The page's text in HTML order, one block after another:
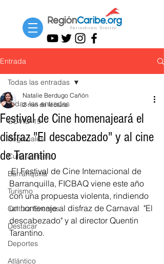
Entrada
Todas las entradas
COVID-19
Regionales
Cultura Home
Barranquilla
Turismo
Cultura Eventos
Destacar
Deportes
Atlántico
Todas las entradas
Festival de Cine homenajeará el
disfraz "El descabezado" y al cine
de Tarantino
Natalie Berdugo Cañón
2 min de lectura
El Festival de Cine Internacional de
Barranquilla, FICBAQ viene este año
con una propuesta violenta, rindiendo
un homenaje al disfraz de Carnaval  "El
descabezado" y al director Quentin
Tarantino.